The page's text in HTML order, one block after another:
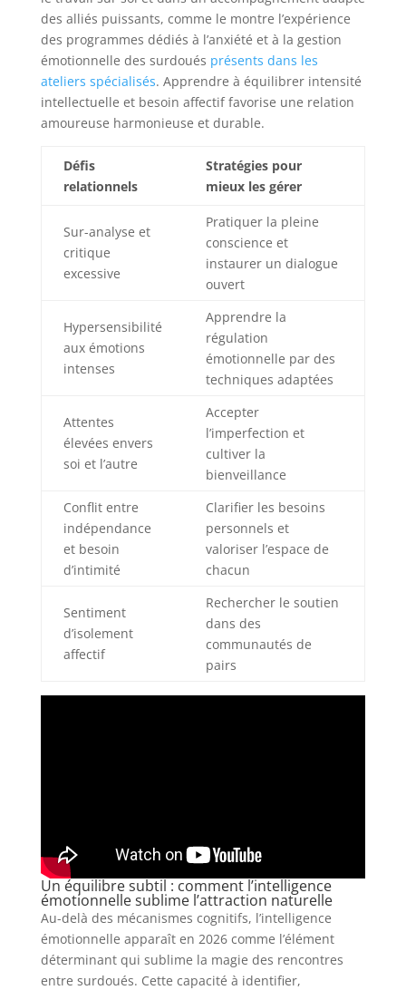
des alliés puissants, comme le montre l’expérience
des programmes dédiés à l’anxiété et à la gestion
émotionnelle des surdoués présents dans les
ateliers spécialisés. Apprendre à équilibrer intensité
intellectuelle et besoin affectif favorise une relation
amoureuse harmonieuse et durable.
Défis
relationnels
Stratégies pour
mieux les gérer
Sur-analyse et
critique
excessive
Pratiquer la pleine
conscience et
instaurer un dialogue
ouvert
Hypersensibilité
aux émotions
intenses
Apprendre la
régulation
émotionnelle par des
techniques adaptées
Attentes
élevées envers
soi et l’autre
Accepter
l’imperfection et
cultiver la
bienveillance
Conflit entre
indépendance
et besoin
d’intimité
Clarifier les besoins
personnels et
valoriser l’espace de
chacun
Sentiment
d’isolement
affectif
Rechercher le soutien
dans des
communautés de
pairs
Un équilibre subtil : comment l’intelligence
émotionnelle sublime l’attraction naturelle
Au-delà des mécanismes cognitifs, l’intelligence
émotionnelle apparaît en 2026 comme l’élément
déterminant qui sublime la magie des rencontres
entre surdoués. Cette capacité à identifier,